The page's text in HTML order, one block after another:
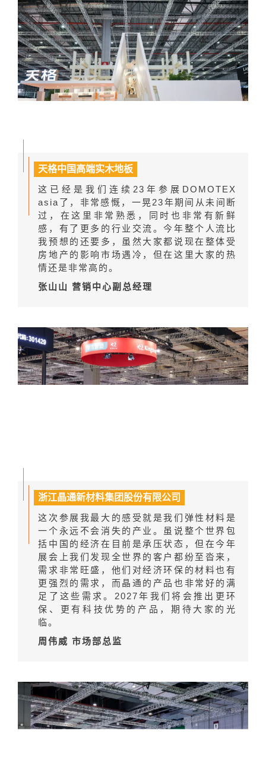
天格中国高端实木地板
这已经是我们连续23年参展DOMOTEX
asia了，非常感慨，一晃23年期间从未间断
过，在这里非常熟悉，同时也非常有新鲜
感，有了更多的行业交流。今年整个人流比
我预想的还要多，虽然大家都说现在整体受
房地产的影响市场遇冷，但在这里大家的热
情还是非常高的。
张山山 营销中心副总经理
浙江晶通新材料集团股份有限公司
这次参展我最大的感受就是我们弹性材料是
一个永远不会消失的产业。虽说整个世界包
括中国的经济在目前是承压状态，但在今年
展会上我们发现全世界的客户都纷至沓来，
需求非常旺盛，他们对经济环保的材料也有
更强烈的需求，而晶通的产品也非常好的满
足了这些需求。2027年我们将会推出更环
保、更有科技优势的产品，期待大家的光
临。
周伟威 市场部总监